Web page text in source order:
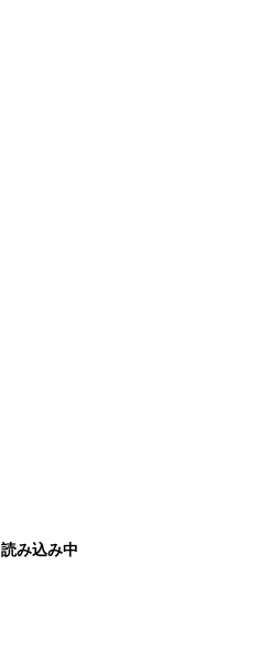
読み込み中